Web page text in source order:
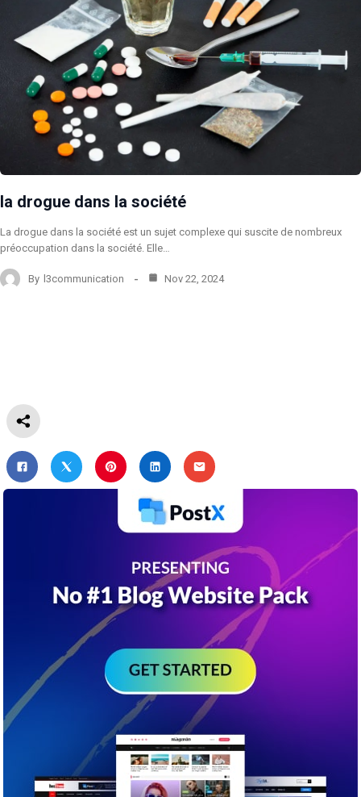
la drogue dans la société
La drogue dans la société est un sujet complexe qui suscite de nombreux
préoccupation dans la société. Elle…
By l3communication Nov 22, 2024